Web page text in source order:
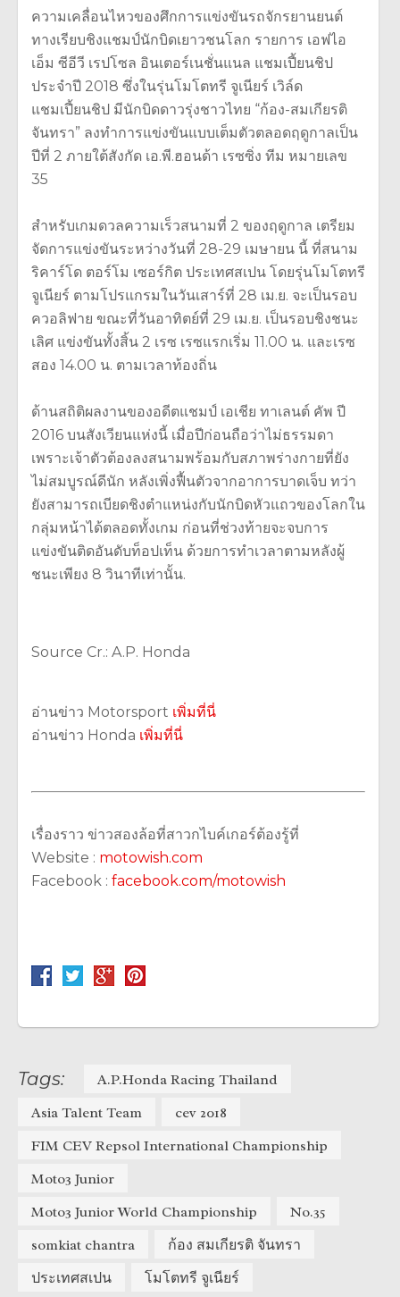
ความเคลื่อนไหวของศึกการแข่งขันรถจักรยานยนต์
ทางเรียบชิงแชมป์นักบิดเยาวชนโลก รายการ เอฟไอ
เอ็ม ซีอีวี เรปโซล อินเตอร์เนชั่นแนล แชมเปี้ยนชิป
ประจำปี 2018 ซึ่งในรุ่นโมโตทรี จูเนียร์ เวิล์ด
แชมเปี้ยนชิป มีนักบิดดาวรุ่งชาวไทย “ก้อง-สมเกียรติ
จันทรา” ลงทำการแข่งขันแบบเต็มตัวตลอดฤดูกาลเป็น
ปีที่ 2 ภายใต้สังกัด เอ.พี.ฮอนด้า เรซซิ่ง ทีม หมายเลข
35
สำหรับเกมดวลความเร็วสนามที่ 2 ของฤดูกาล เตรียม
จัดการแข่งขันระหว่างวันที่ 28-29 เมษายน นี้ ที่สนาม
ริคาร์โด ตอร์โม เซอร์กิต ประเทศสเปน โดยรุ่นโมโตทรี
จูเนียร์ ตามโปรแกรมในวันเสาร์ที่ 28 เม.ย. จะเป็นรอบ
ควอลิฟาย ขณะที่วันอาทิตย์ที่ 29 เม.ย. เป็นรอบชิงชนะ
เลิศ แข่งขันทั้งสิ้น 2 เรซ เรซแรกเริ่ม 11.00 น. และเรซ
สอง 14.00 น. ตามเวลาท้องถิ่น
ด้านสถิติผลงานของอดีตแชมป์ เอเชีย ทาเลนต์ คัพ ปี
2016 บนสังเวียนแห่งนี้ เมื่อปีก่อนถือว่าไม่ธรรมดา
เพราะเจ้าตัวต้องลงสนามพร้อมกับสภาพร่างกายที่ยัง
ไม่สมบูรณ์ดีนัก หลังเพิ่งฟื้นตัวจากอาการบาดเจ็บ ทว่า
ยังสามารถเบียดชิงตำแหน่งกับนักบิดหัวแถวของโลกใน
กลุ่มหน้าได้ตลอดทั้งเกม ก่อนที่ช่วงท้ายจะจบการ
แข่งขันติดอันดับท็อปเท็น ด้วยการทำเวลาตามหลังผู้
ชนะเพียง 8 วินาทีเท่านั้น.
Source Cr.: A.P. Honda
อ่านข่าว Motorsport เพิ่มที่นี่
อ่านข่าว Honda เพิ่มที่นี่
เรื่องราว ข่าวสองล้อที่สาวกไบค์เกอร์ต้องรู้ที่
Website : motowish.com
Facebook : facebook.com/motowish
Tags:
A.P.Honda Racing Thailand
Asia Talent Team
cev 2018
FIM CEV Repsol International Championship
Moto3 Junior
Moto3 Junior World Championship
No.35
somkiat chantra
ก้อง สมเกียรติ จันทรา
ประเทศสเปน
โมโตทรี จูเนียร์